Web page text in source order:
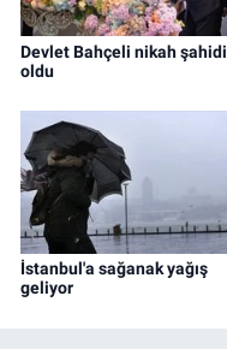
Devlet Bahçeli nikah şahidi
oldu
İstanbul'a sağanak yağış
geliyor